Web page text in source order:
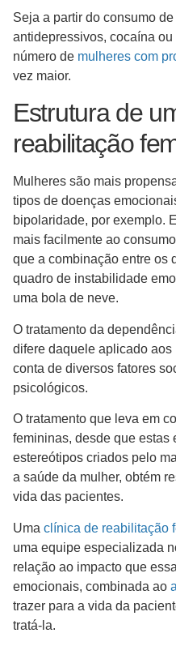
Seja a partir do consumo de
antidepressivos, cocaína
número de mulheres com
vez maior.
Estrutura de
reabilitação
Mulheres são mais
tipos de doenças
bipolaridade, por exemplo.
mais facilmente ao
que a combinação entre os
quadro de instabilidade
uma bola de neve.
O tratamento da
difere daquele aplicado
conta de diversos fatores
psicológicos.
O tratamento que leva em
femininas, desde que estas
estereótipos criados pelo
a saúde da mulher, obtém
vida das pacientes.
Uma clínica de reabilitação
uma equipe especializada
relação ao impacto que
emocionais, combinada ao
trazer para a vida da
tratá-la.